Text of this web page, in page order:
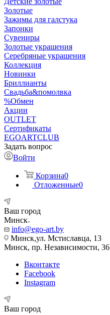
Золотые
Зажимы для галстука
Запонки
Сувениры
Золотые украшения
Серебряные украшения
Коллекция
Новинки
Бриллианты
Свадьба&помолвка
%Обмен
Акции
OUTLET
Сертификаты
EGOARTCLUB
Задать вопрос
Войти
Корзина0
Отложенные0
Ваш город
Минск
info@ego-art.by
Минск,ул. Мстиславца, 13
Минск, пр. Независимости, 36
Вконтакте
Facebook
Instagram
Ваш город